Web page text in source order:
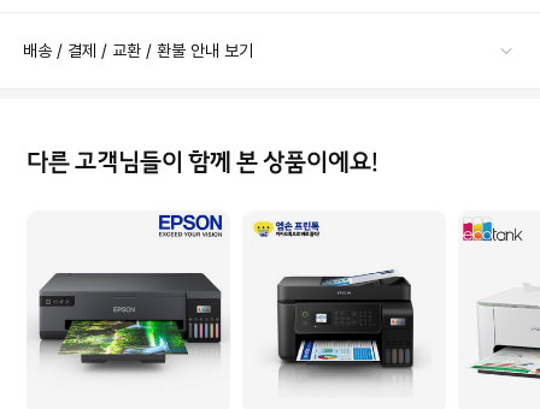
배송 / 결제 / 교환 / 환불 안내 보기
다른 고객님들이 함께 본 상품이에요!